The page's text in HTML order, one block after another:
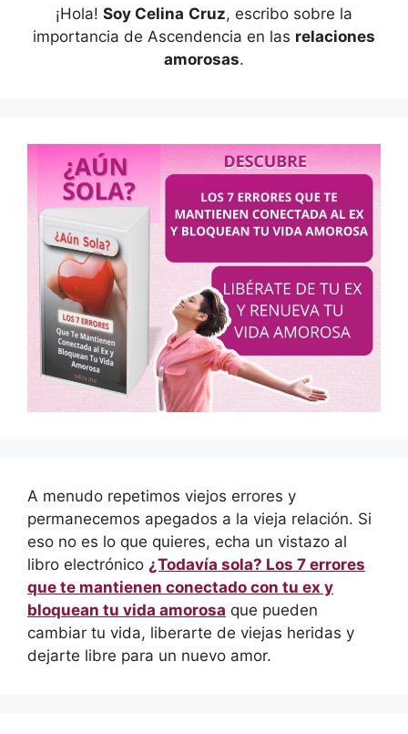
¡Hola! Soy Celina Cruz, escribo sobre la
importancia de Ascendencia en las relaciones
amorosas.
A menudo repetimos viejos errores y
permanecemos apegados a la vieja relación. Si
eso no es lo que quieres, echa un vistazo al
libro electrónico ¿Todavía sola? Los 7 errores
que te mantienen conectado con tu ex y
bloquean tu vida amorosa que pueden
cambiar tu vida, liberarte de viejas heridas y
dejarte libre para un nuevo amor.